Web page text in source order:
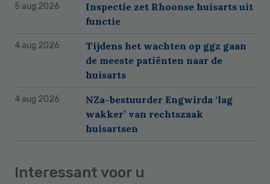
5 aug 2026
Inspectie zet Rhoonse huisarts uit
functie
4 aug 2026
Tijdens het wachten op ggz gaan
de meeste patiënten naar de
huisarts
4 aug 2026
NZa-bestuurder Engwirda ‘lag
wakker’ van rechtszaak
huisartsen
Interessant voor u